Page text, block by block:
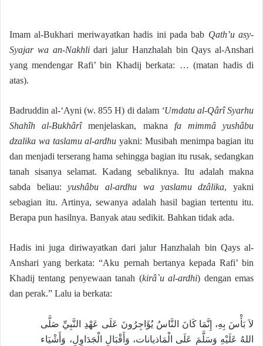
Imam al-Bukhari meriwayatkan hadis ini pada bab Qath’u asy-
Syajar wa an-Nakhlidari jalur Hanzhalah bin Qays al-Anshari
yang mendengar Rafi’ bin Khadij berkata: … (matan hadis di
atas).
Badruddin al-‘Ayni (w. 855 H) di dalam ‘Umdatu al-Qârî Syarhu
Shahîh al-Bukhârîmenjelaskan, makna fa mimmâ yushâbu
dzalika wa taslamu al-ardhu yakni: Musibah menimpa bagian itu
dan menjadi terserang hama sehingga bagian itu rusak, sedangkan
tanah sisanya selamat. Kadang sebaliknya. Itu adalah makna
sabda beliau:yushâbu al-ardhu wa yaslamu dzâlika, yakni
sebagian itu. Artinya, sewanya adalah hasil bagian tertentu itu.
Berapa pun hasilnya. Banyak atau sedikit. Bahkan tidak ada.
Hadis ini juga diriwayatkan dari jalur Hanzhalah bin Qays al-
Anshari yang berkata: “Aku pernah bertanya kepada Rafi’ bin
Khadij tentang penyewaan tanah (kirâ`u al-ardhi) dengan emas
dan perak.” Lalu ia berkata:
لاَ بَأْسَ بِهِ، إِنَّمَا كَانَ النَّاسُ يُؤَاجِرُونَ عَلَى عَهْدِ النَّبِيِّ صَلَّى
اللهُ عَلَيْهِ وَسَلَّمَ عَلَى الْمَاذيانات، وَأَقْبَالِ الْجَدَاوِلِ، وَأَشْيَاء